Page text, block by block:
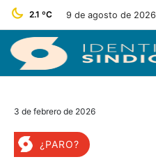
2.1 ºC 9 de agosto de 2026
3 de febrero de 2026
¿PARO?